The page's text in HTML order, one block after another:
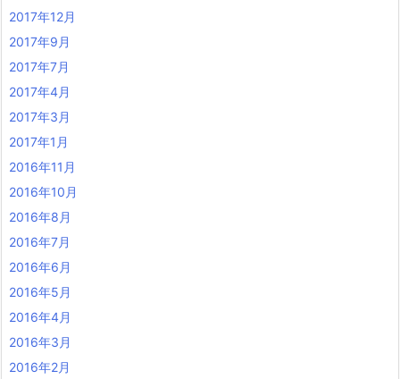
2017年12月
2017年9月
2017年7月
2017年4月
2017年3月
2017年1月
2016年11月
2016年10月
2016年8月
2016年7月
2016年6月
2016年5月
2016年4月
2016年3月
2016年2月